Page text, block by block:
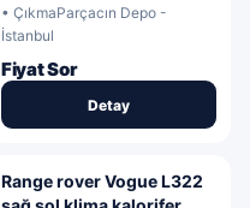
• ÇıkmaParçacın Depo -
İstanbul
Fiyat Sor
Detay
Range rover Vogue L322